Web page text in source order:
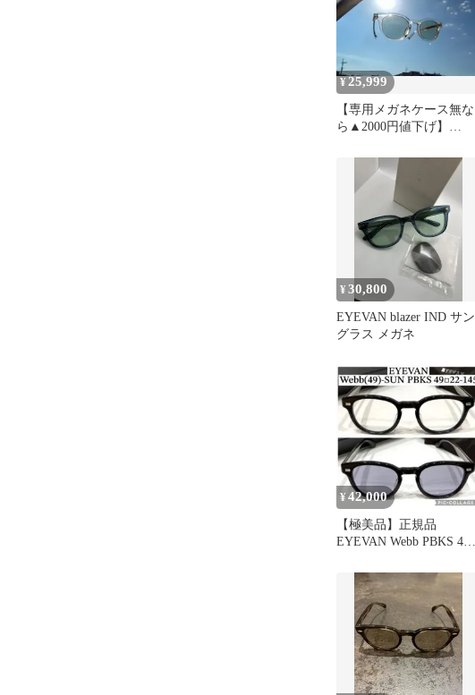
¥ 25,999
【専用メガネケース無な
ら▲2000円値下げ】
¥30,800
EYEVAN blazer IND サン
グラス メガネ
¥42,000
【極美品】正規品
EYEVAN Webb PBKS 49